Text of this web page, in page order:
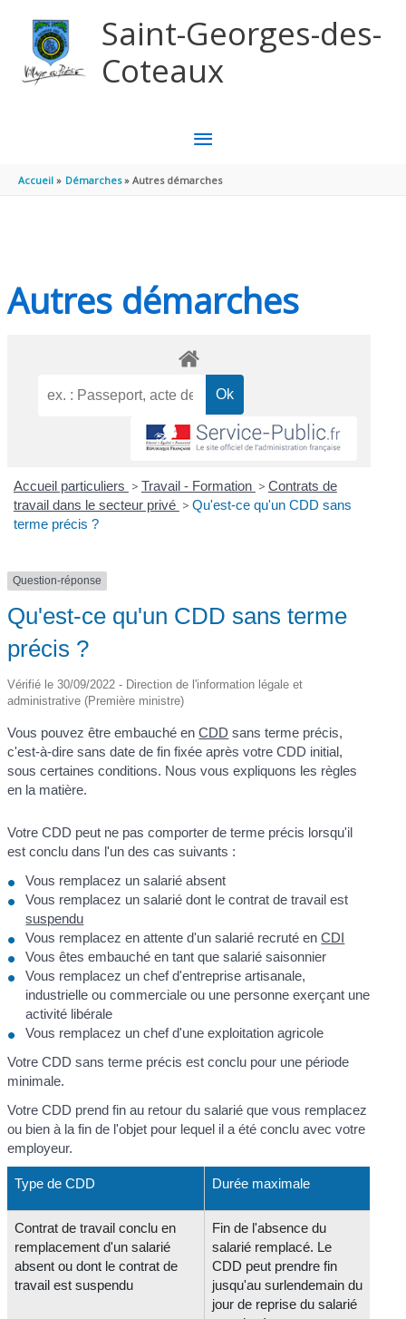
Saint-Georges-des-
Coteaux
MENU
PRINCIPAL
Accueil Démarches Autres démarches
Autres démarches
Accueil particuliers > Travail - Formation > Contrats de
travail dans le secteur privé > Qu'est-ce qu'un CDD sans
terme précis ?
Question-réponse
Qu'est-ce qu'un CDD sans terme
précis ?
Vérifié le 30/09/2022 - Direction de l'information légale et
administrative (Première ministre)
Vous pouvez être embauché enCDD sans terme précis,
c'est-à-dire sans date de fin fixée après votre CDD initial,
sous certaines conditions. Nous vous expliquons les règles
en la matière.
Votre CDD peut ne pas comporter de terme précis lorsqu'il
est conclu dans l'un des cas suivants :
Vous remplacez un salarié absent
Vous remplacez un salarié dont le contrat de travail est
suspendu
Vous remplacez en attente d'un salarié recruté enCDI
Vous êtes embauché en tant que salarié saisonnier
Vous remplacez un chef d'entreprise artisanale,
industrielle ou commerciale ou une personne exerçant une
activité libérale
Vous remplacez un chef d'une exploitation agricole
Votre CDD sans terme précis est conclu pour une période
minimale.
Votre CDD prend fin au retour du salarié que vous remplacez
ou bien à la fin de l'objet pour lequel il a été conclu avec votre
employeur.
Type de CDD Durée maximale
Contrat de travail conclu en
remplacement d'un salarié
absent ou dont le contrat de
travail est suspendu
Fin de l'absence du
salarié remplacé. Le
CDD peut prendre fin
jusqu'au surlendemain du
jour de reprise du salarié